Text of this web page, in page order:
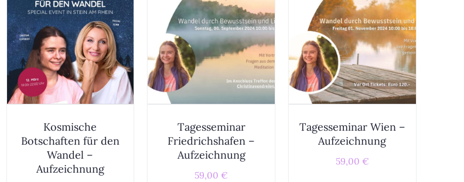
Kosmische
Botschaften für den
Wandel –
Aufzeichnung
Tagesseminar
Friedrichshafen –
Aufzeichnung
59,00€
Tagesseminar Wien –
Aufzeichnung
59,00 €